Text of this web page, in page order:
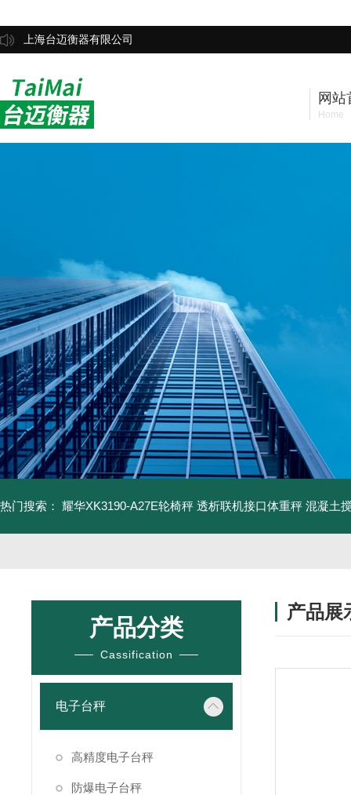
上海台迈衡器有限公司
网站
Home
热门搜索： 耀华XK3190-A27E轮椅秤 透析联机接口体重秤 混凝土
产品分类
Cassification
电子台秤
高精度电子台秤
防爆电子台秤
产品展